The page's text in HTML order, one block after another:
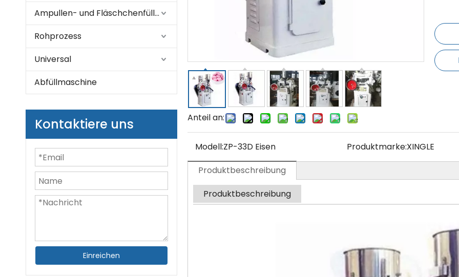
Ampullen- und Fläschchenfüllung
Rohprozess
Universal
Abfüllmaschine
Kontaktiere uns
Einreichen
Anteil an:
Modell:ZP-33D Eisen Produktmarke:XINGLE
Produktbeschreibung
Produktbeschreibung